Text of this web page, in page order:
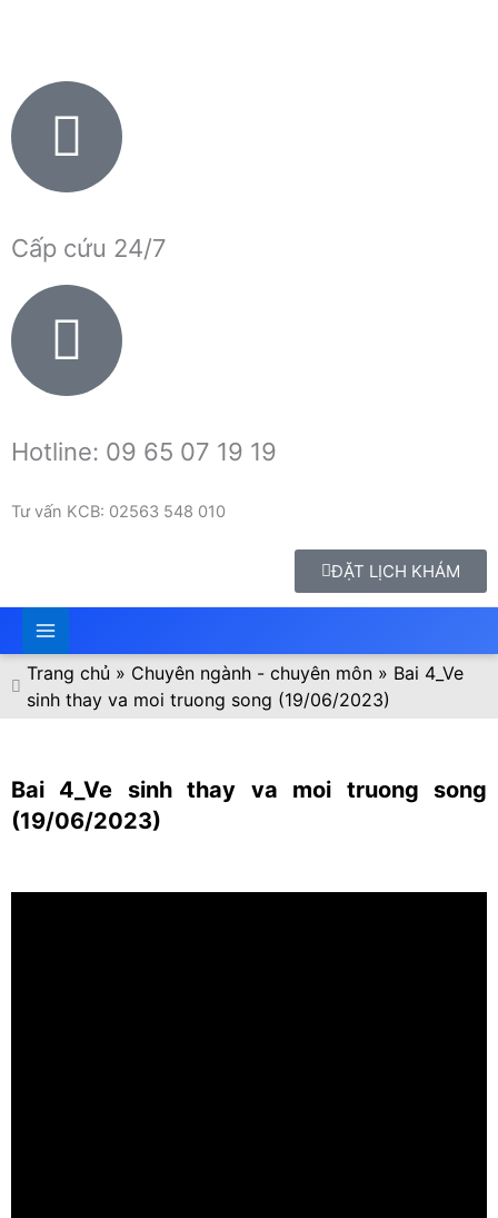
dung
Cấp cứu 24/7
Hotline: 09 65 07 19 19
Tư vấn KCB: 02563 548 010
ĐẶT LỊCH KHÁM
Trang chủ » Chuyên ngành - chuyên môn » Bai 4_Ve
sinh thay va moi truong song (19/06/2023)
Bai 4_Ve sinh thay va moi truong song
(19/06/2023)